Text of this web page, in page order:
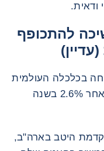
ודאית.
להתכופף
בכלכלה העולמית
צפויה להאט ל-22% בשנת 2024 לאחר 2.6% בשנה
היטב בארה"ב,